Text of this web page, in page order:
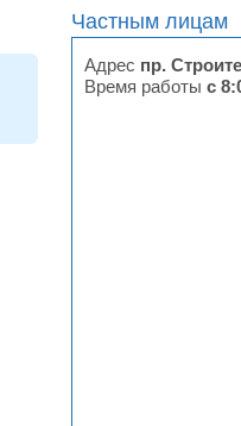
Частным лицам
Адрес пр.
Время работы с